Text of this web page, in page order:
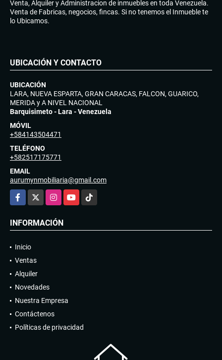
Venta, Alquiler y Administracion de inmuebles en toda Venezuela.
Venta de Fabricas, negocios, fincas. Si no tenemos el Inmueble te
lo Ubicamos.
UBICACIÓN Y CONTACTO
UBICACIÓN
LARA, NUEVA ESPARTA, GRAN CARACAS, FALCON, GUARICO,
MERIDA y A NIVEL NACIONAL
Barquisimeto - Lara - Venezuela
MÓVIL
+584143504471
TELÉFONO
+582517175771
EMAIL
aurumynmobiliaria@gmail.com
Facebook
InstagramYouTubeTikTok
INFORMACIÓN
Inicio
Ventas
Alquiler
Novedades
Nuestra Empresa
Contáctenos
Políticas de privacidad